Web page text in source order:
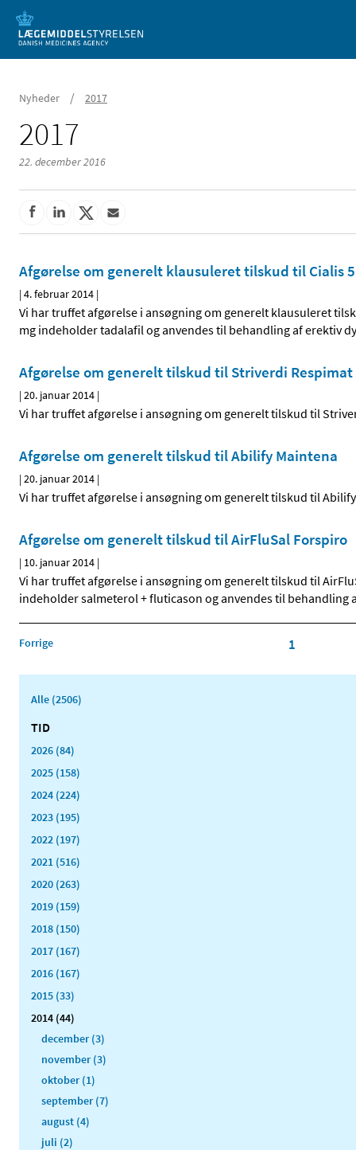
Mobil visning
Nyheder / 2017
2017
22. december 2016
Afgørelse om generelt klausuleret tilskud til Cialis
|4. februar 2014 |
Vi har truffet afgørelse i ansøgning om generelt klausuleret
mg indeholder tadalafil og anvendes til behandling af erektiv
Afgørelse om generelt tilskud til Striverdi Respimat
|20. januar 2014 |
Vi har truffet afgørelse i ansøgning om generelt tilskud til
Afgørelse om generelt tilskud til Abilify Maintena
|20. januar 2014 |
Vi har truffet afgørelse i ansøgning om generelt tilskud til
Afgørelse om generelt tilskud til AirFluSal Forspiro
| 10. januar 2014 |
Vi har truffet afgørelse i ansøgning om generelt tilskud til
indeholder salmeterol + fluticason og anvendes til behandling
Forrige 1
Alle (2506)
TID
2026 (84)
2025 (158)
2024 (224)
2023 (195)
2022 (197)
2021 (516)
2020 (263)
2019 (159)
2018 (150)
2017 (167)
2016 (167)
2015 (33)
2014 (44)
december (3)
november (3)
oktober (1)
september (7)
august (4)
juli (2)